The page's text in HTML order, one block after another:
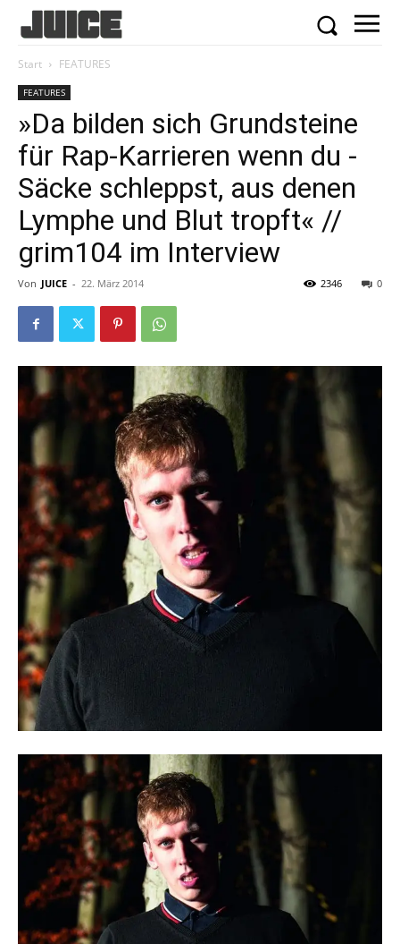
Start FEATURES
FEATURES
»Da bilden sich Grundsteine
für Rap-Karrieren wenn du ­
Säcke schleppst, aus denen
Lymphe und Blut tropft« //
grim104 im Interview
Von JUICE - 22. März 2014 0
2346